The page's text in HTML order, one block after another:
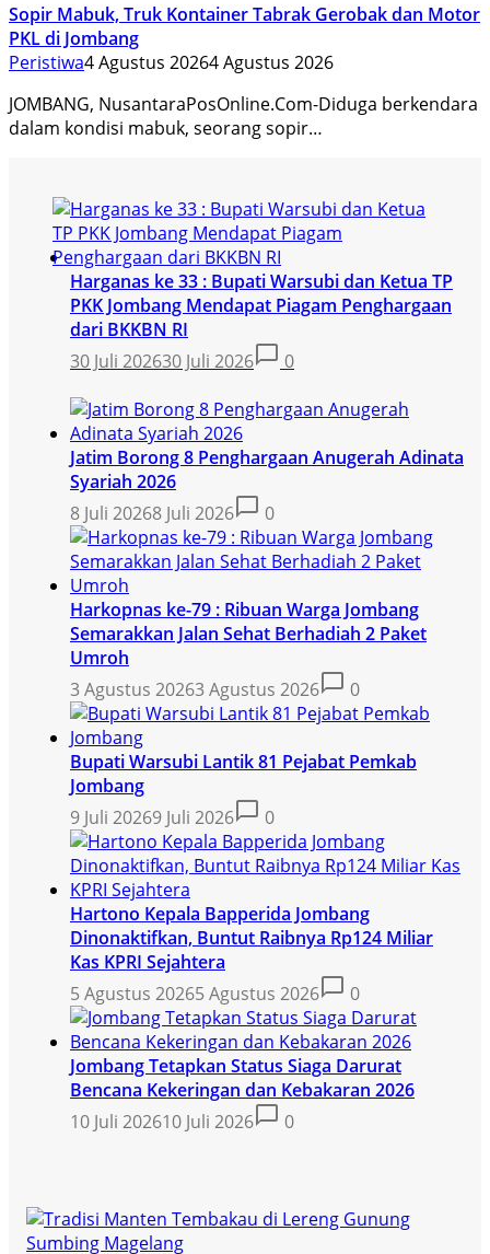
Sopir Mabuk, Truk Kontainer Tabrak Gerobak dan Motor
PKL di Jombang
Peristiwa4 Agustus 20264 Agustus 2026
JOMBANG, NusantaraPosOnline.Com-Diduga berkendara
dalam kondisi mabuk, seorang sopir…
Harganas ke 33 : Bupati Warsubi dan Ketua TP
PKK Jombang Mendapat Piagam Penghargaan
dari BKKBN RI
30 Juli 202630 Juli 2026 0
Jatim Borong 8 Penghargaan Anugerah Adinata
Syariah 2026
8 Juli 20268 Juli 2026 0
Harkopnas ke-79 : Ribuan Warga Jombang
Semarakkan Jalan Sehat Berhadiah 2 Paket
Umroh
3 Agustus 20263 Agustus 2026 0
Bupati Warsubi Lantik 81 Pejabat Pemkab
Jombang
9 Juli 20269 Juli 2026 0
Hartono Kepala Bapperida Jombang
Dinonaktifkan, Buntut Raibnya Rp124 Miliar
Kas KPRI Sejahtera
5 Agustus 20265 Agustus 2026 0
Jombang Tetapkan Status Siaga Darurat
Bencana Kekeringan dan Kebakaran 2026
10 Juli 202610 Juli 2026 0